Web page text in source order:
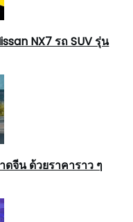
NX7 รถ SUV รุ่น
ดจีน ด้วยราคาราว ๆ